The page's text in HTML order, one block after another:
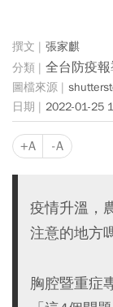
張家麒
全台防疫
2022-01-25
+A -A
疫情升溫，
注意的地方
胸腔暨重症